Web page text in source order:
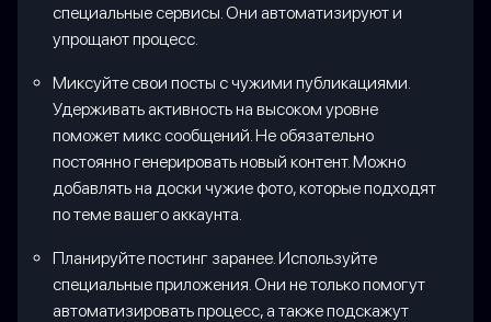
специальные сервисы. Они автоматизируют и
упрощают процесс.
Миксуйте свои посты с чужими публикациями.
Удерживать активность на высоком уровне
поможет микс сообщений. Не обязательно
постоянно генерировать новый контент. Можно
добавлять на доски чужие фото, которые подходят
по теме вашего аккаунта.
Планируйте постинг заранее. Используйте
специальные приложения. Они не только помогут
автоматизировать процесс, а также подскажут